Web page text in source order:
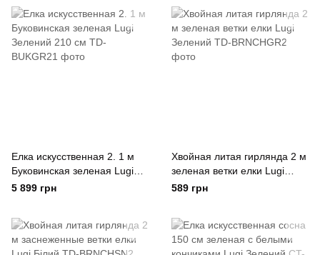
Елка искусственная 2. 1 м
Буковинская зеленая Lugi
Зелений 210 см
5 899 грн
Хвойная литая гирлянда 2 м
зеленая ветки елки Lugi
Зелений
589 грн